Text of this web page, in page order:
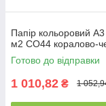
Папір кольоровий
м2 CO44 коралово-
Готово до відправки
1 010,82 ₴ 1